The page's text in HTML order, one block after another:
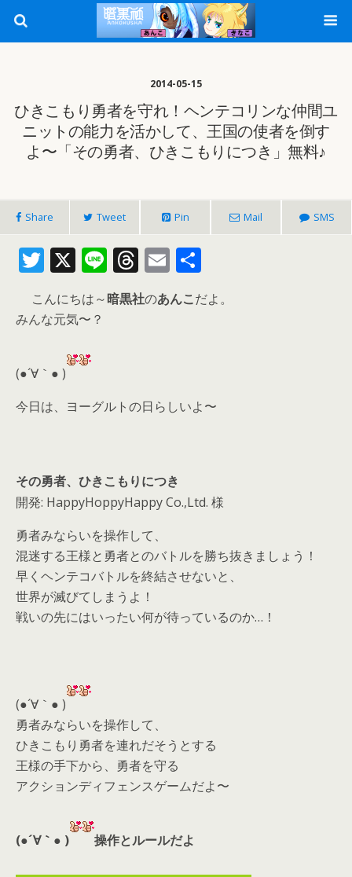
2014-05-15
ひきこもり勇者を守れ！ヘンテコリンな仲間ユ
ニットの能力を活かして、王国の使者を倒す
よ〜「その勇者、ひきこもりにつき」無料♪
Share Tweet Pin Mail SMS
T
w
itt
er
X Li
n
e
T
h
re
E
m
ai
有
こんにちは～暗黒社のあんこだよ。
みんな元気〜？
(●´∀｀● )
今日は、ヨーグルトの日らしいよ〜
その勇者、ひきこもりにつき
開発: HappyHoppyHappy Co.,Ltd. 様
勇者みならいを操作して、
混迷する王様と勇者とのバトルを勝ち抜きましょう！
早くヘンテコバトルを終結させないと、
世界が滅びてしまうよ！
戦いの先にはいったい何が待っているのか…！
(●´∀｀● )
勇者みならいを操作して、
ひきこもり勇者を連れだそうとする
王様の手下から、勇者を守る
アクションディフェンスゲームだよ〜
(●´∀｀● ) 操作とルールだよ